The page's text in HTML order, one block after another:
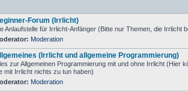
Forum (Irrlicht)
Anlaufstelle für Irrlicht-Anfänger (Bitte nur Themen, die Irrlicht
Moderation
(Irrlicht und allgemeine Programmierung)
zur Allgemeinen Programmierung mit und ohne Irrlicht (Hier
mit Irrlicht nichts zu tun haben)
Moderation